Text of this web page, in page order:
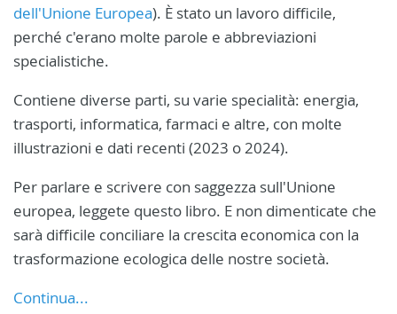
dell'Unione Europea). È stato un lavoro difficile,
perché c'erano molte parole e abbreviazioni
specialistiche.
Contiene diverse parti, su varie specialità: energia,
trasporti, informatica, farmaci e altre, con molte
illustrazioni e dati recenti (2023 o 2024).
Per parlare e scrivere con saggezza sull'Unione
europea, leggete questo libro. E non dimenticate che
sarà difficile conciliare la crescita economica con la
trasformazione ecologica delle nostre società.
Continua...